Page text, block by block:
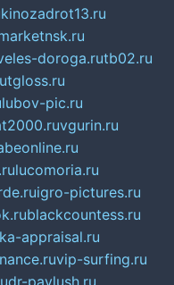
kinozadrot13.ru
doroga.rutb02.ru
lubov-pic.ru
vgurin.ru
lucomoria.ru
igro-pictures.ru
blackcountess.ru
appraisal.ru
vip-surfing.ru
dr-pavlush.ru